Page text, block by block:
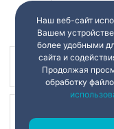
Наш
Наш веб-сайт
Вашем
более удобными
сайта и
Продолжая
обработку